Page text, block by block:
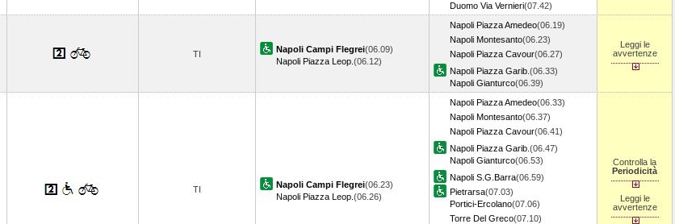
Duomo Via Vernieri(07.42)
TI Napoli Campi Flegrei(06.09)
Napoli Piazza Leop. (06.12)
Napoli Piazza Amedeo(06.19)
Napoli Montesanto(06.23)
Napoli Piazza Cavour(06.27)
Napoli Piazza Garib. (06.33)
Napoli Gianturco(06.39)
Leggi le
avvertenze
TI Napoli Campi Flegrei(06.23)
Napoli Piazza Leop. (06.26)
Napoli Piazza Amedeo(06.33)
Napoli Montesanto(06.37)
Napoli Piazza Cavour(06.41)
Napoli Piazza Garib. (06.47)
Napoli Gianturco(06.53)
Napoli S.G.Barra(06.59)
Pietrarsa(07.03)
Portici-Ercolano(07.06)
Torre Del Greco(07.10)
Controlla la
Periodicità
Leggi le
avvertenze